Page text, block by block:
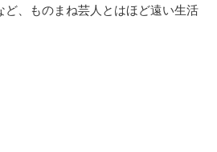
ど、ものまね芸人とはほど遠い生活